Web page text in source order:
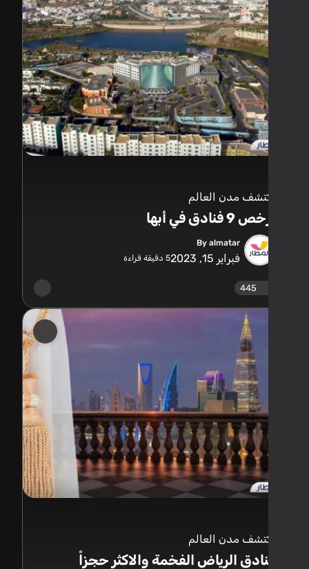
مدن العالم
By almatar
فبراير 15, 2023 5 دقيقة قراءة
مدن العالم
الرياض الفخمة والاكثر حجزاً